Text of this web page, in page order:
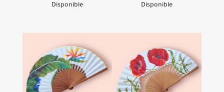
Disponible Disponible